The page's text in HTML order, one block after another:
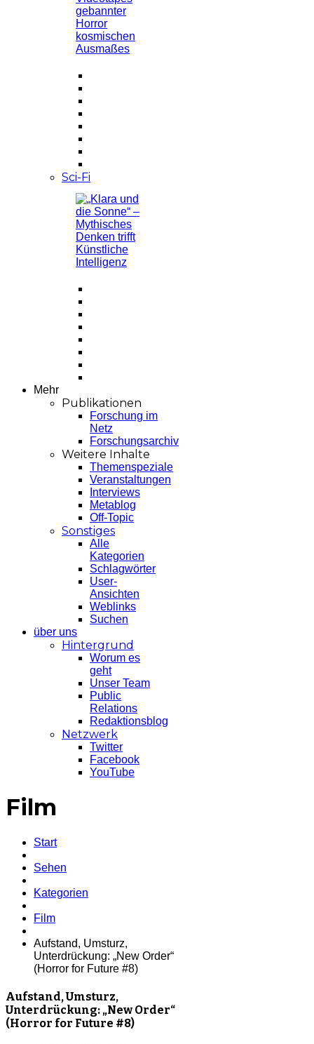
Sci-Fi
Mehr
Publikationen
Forschung im
Netz
Forschungsarchiv
Weitere Inhalte
Themenspeziale
Veranstaltungen
Interviews
Metablog
Off-Topic
Sonstiges
Alle
Kategorien
Schlagwörter
User-
Ansichten
Weblinks
Suchen
über uns
Hintergrund
Worum es
geht
Unser Team
Public
Relations
Redaktionsblog
Netzwerk
Twitter
Facebook
YouTube
Film
Start
Sehen
Kategorien
Film
Aufstand, Umsturz,
Unterdrückung: „New Order“
(Horror for Future #8)
Aufstand, Umsturz,
Unterdrückung: „New Order“
(Horror for Future #8)